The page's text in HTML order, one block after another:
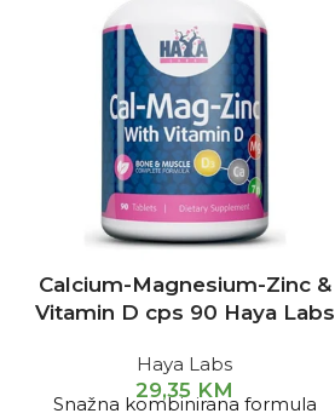
Calcium-Magnesium-Zinc &
Vitamin D cps 90 Haya Labs
Haya Labs
29,35 KM
Snažna kombinirana formula